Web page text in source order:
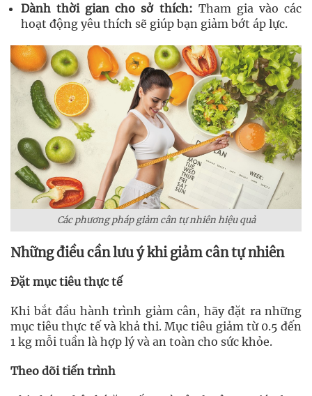
Dành thời gian cho sở thích: Tham gia vào các
hoạt động yêu thích sẽ giúp bạn giảm bớt áp lực.
Các phương pháp giảm cân tự nhiên hiệu quả
Những điều cần lưu ý khi giảm cân tự nhiên
Đặt mục tiêu thực tế
Khi bắt đầu hành trình giảm cân, hãy đặt ra những
mục tiêu thực tế và khả thi. Mục tiêu giảm từ 0.5 đến
1 kg mỗi tuần là hợp lý và an toàn cho sức khỏe.
Theo dõi tiến trình